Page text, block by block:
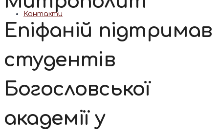
Контакти
Епіфаній підтримав
студентів
Богословської
академії у